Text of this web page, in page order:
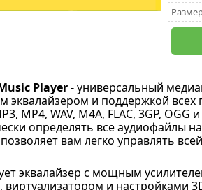
Player- универсальный
эквалайзером и поддержкой
MP4, WAV, M4A, FLAC, 3GP,
определять все аудиофайлы
вам легко управлять
эквалайзер с мощным
виртуализатором и настройками